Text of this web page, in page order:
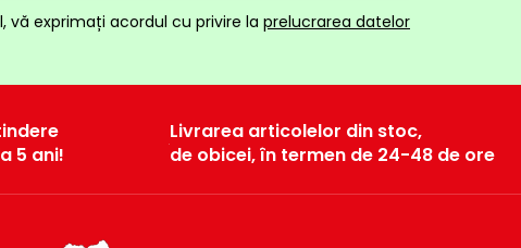
vă exprimați acordul cu privire la prelucrarea datelor
5 ani!
Livrarea articolelor din stoc,
de obicei, în termen de 24-48 de ore